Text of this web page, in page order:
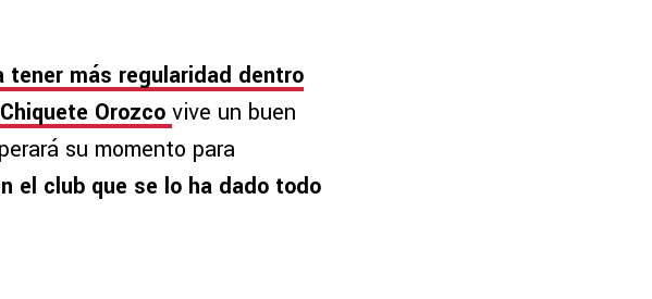
tener más regularidad dentro
Orozco vive un buen
su momento para
el club que se lo ha dado todo